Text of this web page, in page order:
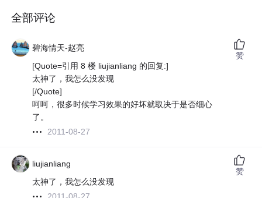
全部评论
碧海情天-赵亮
[Quote=引用 8 楼 liujianliang 的回复:]
太神了，我怎么没发现
[/Quote]
呵呵，很多时候学习效果的好坏就取决于是否细心
了。
2011-08-27
赞
liujianliang
太神了，我怎么没发现
赞